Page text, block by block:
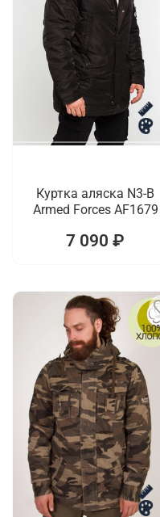
Куртка аляска N3-B
Armed Forces AF1679
7 090 ₽